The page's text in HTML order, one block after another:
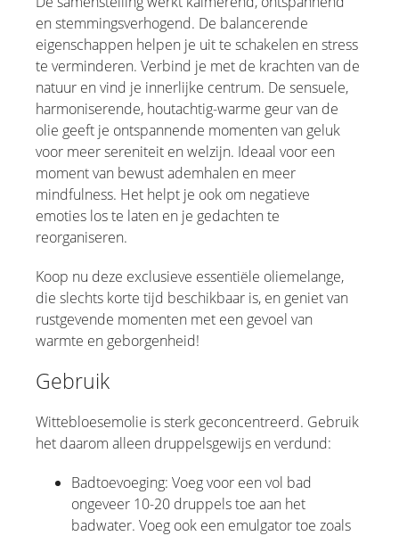
en stemmingsverhogend. De balancerende
eigenschappen helpen je uit te schakelen en stress
te verminderen. Verbind je met de krachten van de
natuur en vind je innerlijke centrum. De sensuele,
harmoniserende, houtachtig-warme geur van de
olie geeft je ontspannende momenten van geluk
voor meer sereniteit en welzijn. Ideaal voor een
moment van bewust ademhalen en meer
mindfulness. Het helpt je ook om negatieve
emoties los te laten en je gedachten te
reorganiseren.
Koop nu deze exclusieve essentiële oliemelange,
die slechts korte tijd beschikbaar is, en geniet van
rustgevende momenten met een gevoel van
warmte en geborgenheid!
Gebruik
Wittebloesemolie is sterk geconcentreerd. Gebruik
het daarom alleen druppelsgewijs en verdund:
Badtoevoeging: Voeg voor een vol bad
ongeveer 10-20 druppels toe aan het
badwater. Voeg ook een emulgator toe zoals